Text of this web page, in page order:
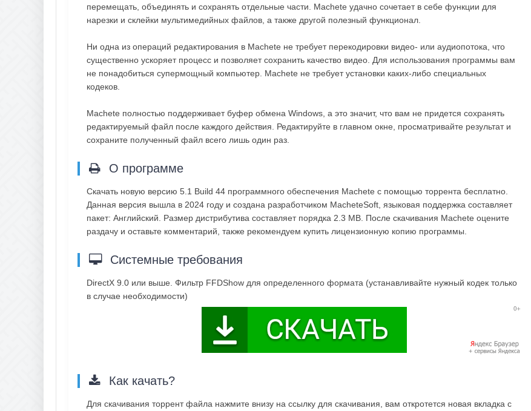
перемещать, объединять и сохранять отдельные части. Machete удачно сочетает в себе функции для
нарезки и склейки мультимедийных файлов, а также другой полезный функционал.
Ни одна из операций редактирования в Machete не требует перекодировки видео- или аудиопотока, что
существенно ускоряет процесс и позволяет сохранить качество видео. Для использования программы вам
не понадобиться супермощный компьютер. Machete не требует установки каких-либо специальных
кодеков.
Machete полностью поддерживает буфер обмена Windows, а это значит, что вам не придется сохранять
редактируемый файл после каждого действия. Редактируйте в главном окне, просматривайте результат и
сохраните полученный файл всего лишь один раз.
О программе
Скачать новую версию 5.1 Build 44 программного обеспечения Machete с помощью торрента бесплатно.
Данная версия вышла в 2024 году и создана разработчиком MacheteSoft, языковая поддержка составляет
пакет: Английский. Размер дистрибутива составляет порядка 2.3 MB. После скачивания Machete оцените
раздачу и оставьте комментарий, также рекомендуем купить лицензионную копию программы.
Системные требования
DirectX 9.0 или выше. Фильтр FFDShow для определенного формата (устанавливайте нужный кодек только
в случае необходимости)
Как качать?
Для скачивания торрент файла нажмите внизу на ссылку для скачивания, вам откротется новая вкладка с